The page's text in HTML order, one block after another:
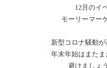
12月のイ
モーリーマー
新型コロナ騒動
年末年始はまた
避けましょ